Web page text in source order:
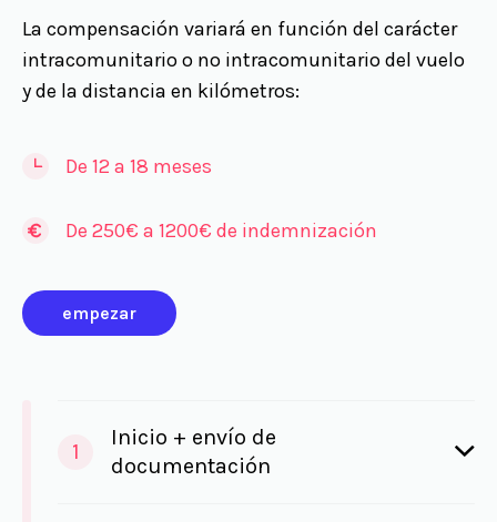
La compensación variará en función del carácter
intracomunitario o no intracomunitario del vuelo
y de la distancia en kilómetros:
De 12 a 18 meses
De 250€ a 1200€ de indemnización
empezar
1
Inicio + envío de
documentación